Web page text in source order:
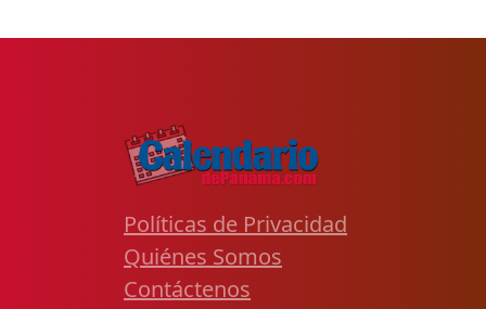
Políticas de Privacidad
Quiénes Somos
Contáctenos